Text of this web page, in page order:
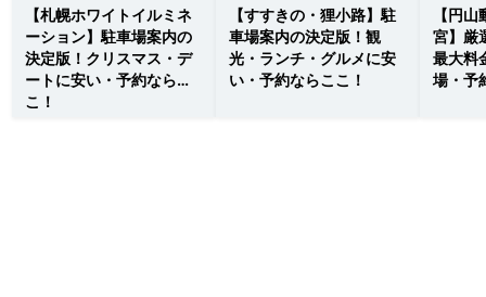
【札幌ホワイトイルミネ
ーション】駐車場案内の
決定版！クリスマス・デ
ートに安い・予約ならこ
こ！
【すすきの・狸小路】駐
車場案内の決定版！観
光・ランチ・グルメに安
い・予約ならここ！
【円
宮】厳
最大料
場・予